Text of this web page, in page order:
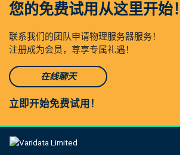
您的免费试用从这里开始！
联系我们的团队申请物理服务器服务！
注册成为会员，尊享专属礼遇！
在线聊天
立即开始免费试用！